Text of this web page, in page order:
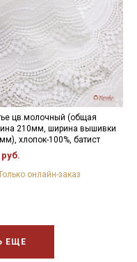
усадки.
оригинального цвета в
цв.молочный (общая
210мм, ширина вышивки
хлопок-100%, батист
руб.
онлайн-заказ
ЕЩЕ